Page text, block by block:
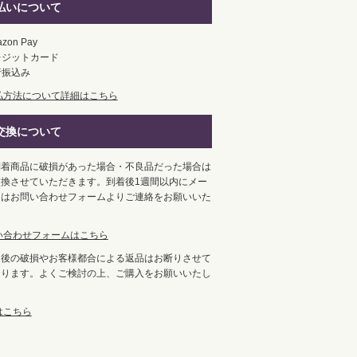
いについて
Pay
ットカード
込み
方法について詳細はこちら
換について
商品に破損があった場合・不良品だった場合は
させていただきます。到着後1週間以内にメー
お問い合わせフォームよりご連絡をお願いいた
合わせフォームはこちら
の破損やお客様都合による返品はお断りさせて
ます。よくご検討の上、ご購入をお願いいたし
こちら